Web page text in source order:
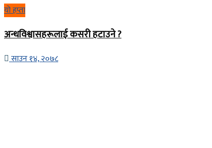
यो हप्ता
अन्धविश्वासहरूलाई कसरी हटाउने ?
साउन १४, २०७८